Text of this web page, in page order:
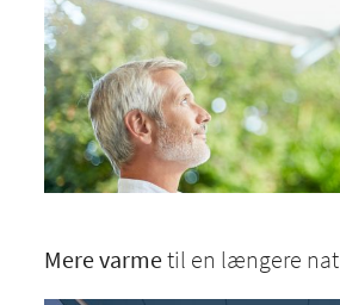
Mere varmetil en længere nat